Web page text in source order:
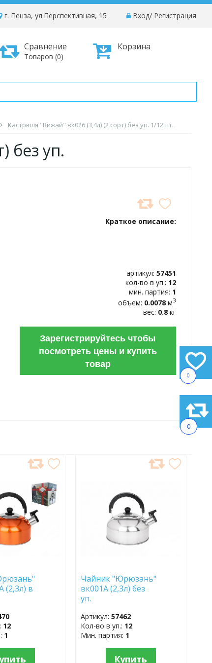
0
0
Вход/ Регистрация
г. Пенза, ул.Перспективная, 15
Корзина
Сравнение
Товаров (0)
Кастрюля "Вижай" вк026 (3,4л) (2 сорт) без уп. 1/12шт.
без уп.
Краткое описание:
артикул: 57451
кол-во в уп.: 12
мин. партия: 1
объем: 0.0078 м3
вес: 0.8 кг
Зарегистрируйтесь чтобы
посмотреть цены и купить
товар
(2,3л) в
12
1
Чайник "Юрюзань"
вк001А (2,3л) без
уп.
Артикул: 57462
Кол-во в уп.: 12
Мин. партия: 1
Купить